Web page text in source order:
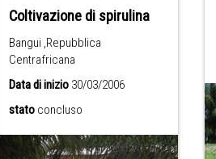
Coltivazione di spirulina
Bangui ,Repubblica
Centrafricana
Data di inizio30/03/2006
stato concluso